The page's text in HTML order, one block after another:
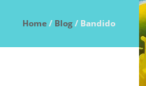
Home/ Blog/ Bandido